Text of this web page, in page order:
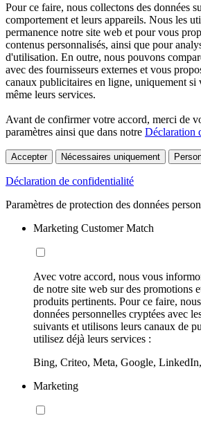
Pour ce faire, nous collectons des données
comportement et leurs appareils. Nous les
permanence notre site web et pour vous
contenus personnalisés, ainsi que pour
d'utilisation. En outre, nous pouvons
avec des fournisseurs externes et vous
canaux publicitaires en ligne, uniquement si
même leurs services.
Avant de confirmer votre accord, merci de
paramètres ainsi que dans notre Déclaration
Accepter Nécessaires uniquement
Déclaration de confidentialité
Paramètres de protection des données
Marketing Customer Match
Avec votre accord, nous vous
de notre site web sur des promotions
produits pertinents. Pour ce faire,
données personnelles cryptées avec
suivants et utilisons leurs canaux de
utilisez déjà leurs services :
Bing, Criteo, Meta, Google,
Marketing